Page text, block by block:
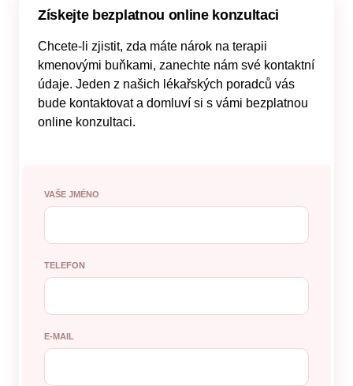
Získejte bezplatnou online konzultaci
Chcete-li zjistit, zda máte nárok na terapii
kmenovými buňkami, zanechte nám své kontaktní
údaje. Jeden z našich lékařských poradců vás
bude kontaktovat a domluví si s vámi bezplatnou
online konzultaci.
VAŠE JMÉNO
TELEFON
E-MAIL